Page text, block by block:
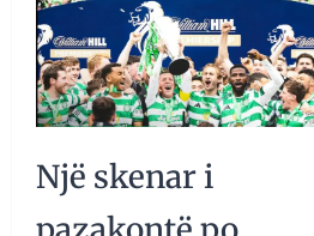
Një skenar i